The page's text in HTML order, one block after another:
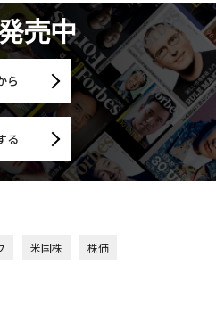
売中
ら
る
米国株 株価